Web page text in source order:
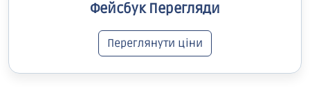
Фейсбук Перегляди
Переглянути ціни